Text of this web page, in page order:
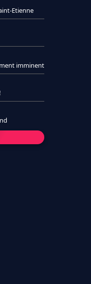
Etienne
imminent